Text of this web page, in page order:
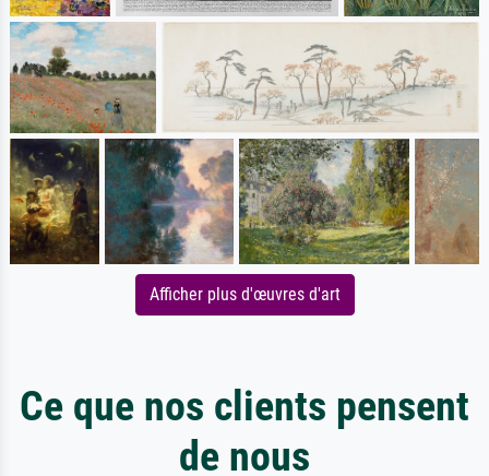
Afficher plus d'œuvres d'art
Ce que nos clients pensent
de nous